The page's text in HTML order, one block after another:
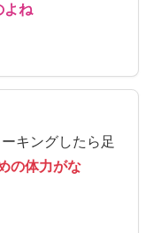
よね
キングしたら足
の体力がな